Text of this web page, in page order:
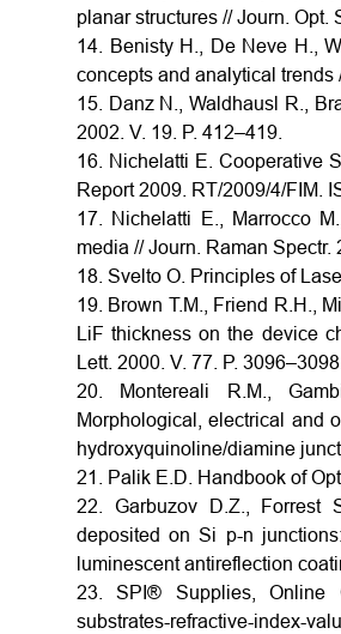
planar structures // Journ. Opt.
14. Benisty H., De Neve H.,
concepts and analytical trends
15. Danz N., Waldhausl R.,
2002. V. 19. P. 412–419.
16. Nichelatti E. Cooperative
Report 2009. RT/2009/4/FIM.
17. Nichelatti E., Marrocco
media // Journ. Raman Spectr.
18. Svelto O. Principles of
19. Brown T.M., Friend R.H.,
LiF thickness on the device
Lett. 2000. V. 77. P. 3096–3098.
20. Montereali R.M.,
Morphological, electrical and
hydroxyquinoline/diamine
21. Palik E.D. Handbook of
22. Garbuzov D.Z., Forrest
deposited on Si p-n
luminescent antireflection
23. SPI® Supplies, Online
substrates-refractive-index-